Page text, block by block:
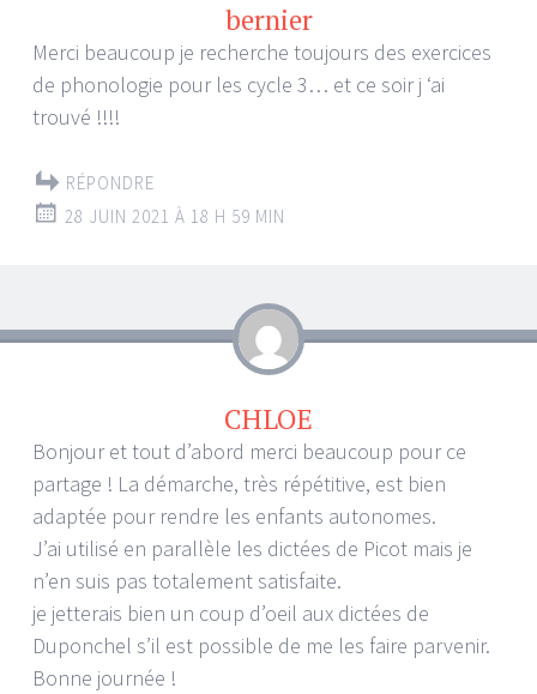
bernier
Merci beaucoup je recherche toujours des exercices
de phonologie pour les cycle 3… et ce soir j ‘ai
trouvé !!!!
RÉPONDRE
28 JUIN 2021 À 18 H 59 MIN
CHLOE
Bonjour et tout d’abord merci beaucoup pour ce
partage ! La démarche, très répétitive, est bien
adaptée pour rendre les enfants autonomes.
J’ai utilisé en parallèle les dictées de Picot mais je
n’en suis pas totalement satisfaite.
je jetterais bien un coup d’oeil aux dictées de
Duponchel s’il est possible de me les faire parvenir.
Bonne journée !